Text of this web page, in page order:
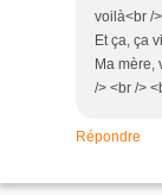
voilà<br /
Et ça, ça
Ma mère,
/> <br />
Répondre